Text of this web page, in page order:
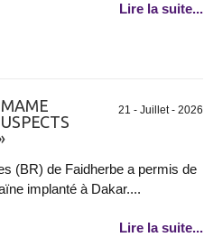
Lire la suite...
21 - Juillet - 2026
(BR) de Faidherbe a permis de
implanté à Dakar....
Lire la suite...